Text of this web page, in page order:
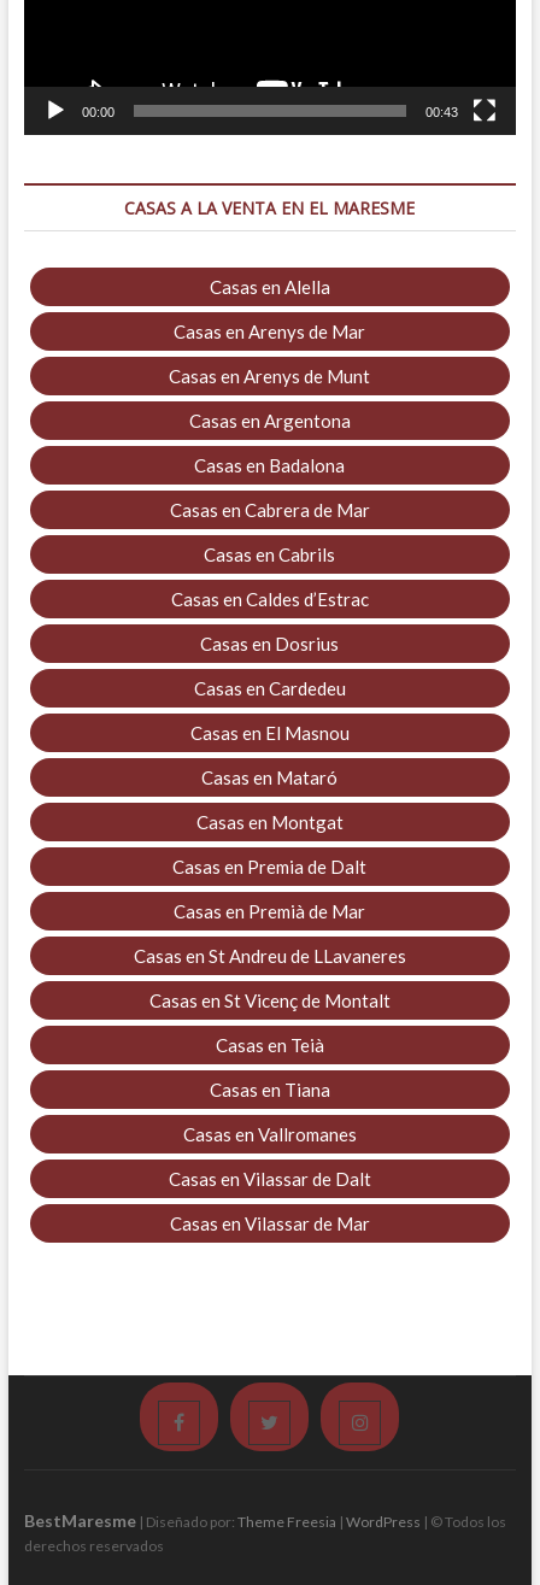
00:00 00:43
CASAS A LA VENTA EN EL MARESME
Casas en Alella
Casas en Arenys de Mar
Casas en Arenys de Munt
Casas en Argentona
Casas en Badalona
Casas en Cabrera de Mar
Casas en Cabrils
Casas en Caldes d’Estrac
Casas en Dosrius
Casas en Cardedeu
Casas en El Masnou
Casas en Mataró
Casas en Montgat
Casas en Premia de Dalt
Casas en Premià de Mar
Casas en St Andreu de LLavaneres
Casas en St Vicenç de Montalt
Casas en Teià
Casas en Tiana
Casas en Vallromanes
Casas en Vilassar de Dalt
Casas en Vilassar de Mar
Facebook Twitter Instagram
BestMaresme| Diseñado por: Theme Freesia | WordPress | © Todos los
derechos reservados